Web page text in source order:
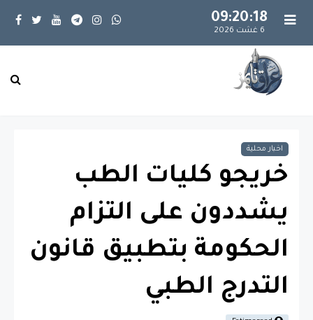
09:20:19
6 غشت 2026
اخبار محلية
خريجو كليات الطب
يشددون على التزام
الحكومة بتطبيق قانون
التدرج الطبي